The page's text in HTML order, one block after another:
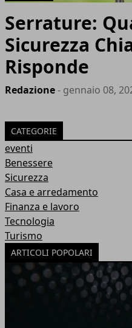
Serrature:
Sicurezza
Risponde
Redazione- gennaio 08,
CATEGORIE
eventi
Benessere
Sicurezza
Casa e arredamento
Finanza e lavoro
Tecnologia
Turismo
ARTICOLI POPOLARI